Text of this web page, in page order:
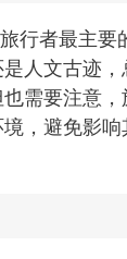
行者最主要
人文古迹
需要注意，
，避免影响